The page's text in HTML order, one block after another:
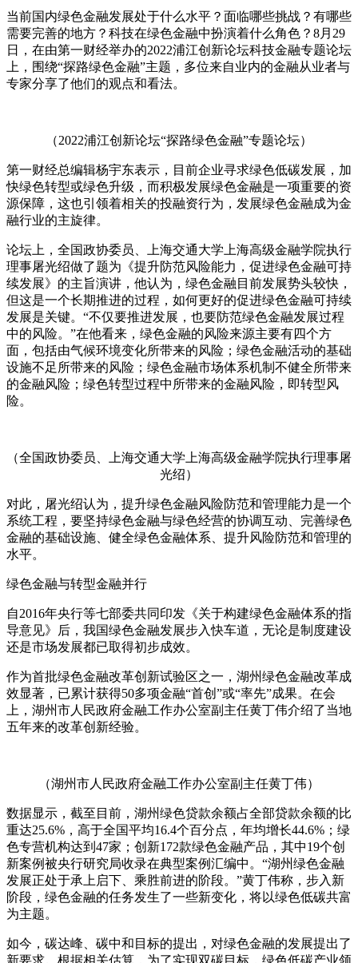
当前国内绿色金融发展处于什么水平？面临哪些挑战？有哪些
需要完善的地方？科技在绿色金融中扮演着什么角色？8月29
日，在由第一财经举办的2022浦江创新论坛科技金融专题论坛
上，围绕“探路绿色金融”主题，多位来自业内的金融从业者与
专家分享了他们的观点和看法。
（2022浦江创新论坛“探路绿色金融”专题论坛）
第一财经总编辑杨宇东表示，目前企业寻求绿色低碳发展，加
快绿色转型或绿色升级，而积极发展绿色金融是一项重要的资
源保障，这也引领着相关的投融资行为，发展绿色金融成为金
融行业的主旋律。
论坛上，全国政协委员、上海交通大学上海高级金融学院执行
理事屠光绍做了题为《提升防范风险能力，促进绿色金融可持
续发展》的主旨演讲，他认为，绿色金融目前发展势头较快，
但这是一个长期推进的过程，如何更好的促进绿色金融可持续
发展是关键。“不仅要推进发展，也要防范绿色金融发展过程
中的风险。”在他看来，绿色金融的风险来源主要有四个方
面，包括由气候环境变化所带来的风险；绿色金融活动的基础
设施不足所带来的风险；绿色金融市场体系机制不健全所带来
的金融风险；绿色转型过程中所带来的金融风险，即转型风
险。
（全国政协委员、上海交通大学上海高级金融学院执行理事屠
光绍）
对此，屠光绍认为，提升绿色金融风险防范和管理能力是一个
系统工程，要坚持绿色金融与绿色经营的协调互动、完善绿色
金融的基础设施、健全绿色金融体系、提升风险防范和管理的
水平。
绿色金融与转型金融并行
自2016年央行等七部委共同印发《关于构建绿色金融体系的指
导意见》后，我国绿色金融发展步入快车道，无论是制度建设
还是市场发展都已取得初步成效。
作为首批绿色金融改革创新试验区之一，湖州绿色金融改革成
效显著，已累计获得50多项金融“首创”或“率先”成果。在会
上，湖州市人民政府金融工作办公室副主任黄丁伟介绍了当地
五年来的改革创新经验。
（湖州市人民政府金融工作办公室副主任黄丁伟）
数据显示，截至目前，湖州绿色贷款余额占全部贷款余额的比
重达25.6%，高于全国平均16.4个百分点，年均增长44.6%；绿
色专营机构达到47家；创新172款绿色金融产品，其中19个创
新案例被央行研究局收录在典型案例汇编中。“湖州绿色金融
发展正处于承上启下、乘胜前进的阶段。”黄丁伟称，步入新
阶段，绿色金融的任务发生了一些新变化，将以绿色低碳共富
为主题。
如今，碳达峰、碳中和目标的提出，对绿色金融的发展提出了
新要求。根据相关估算，为了实现双碳目标，绿色低碳产业领